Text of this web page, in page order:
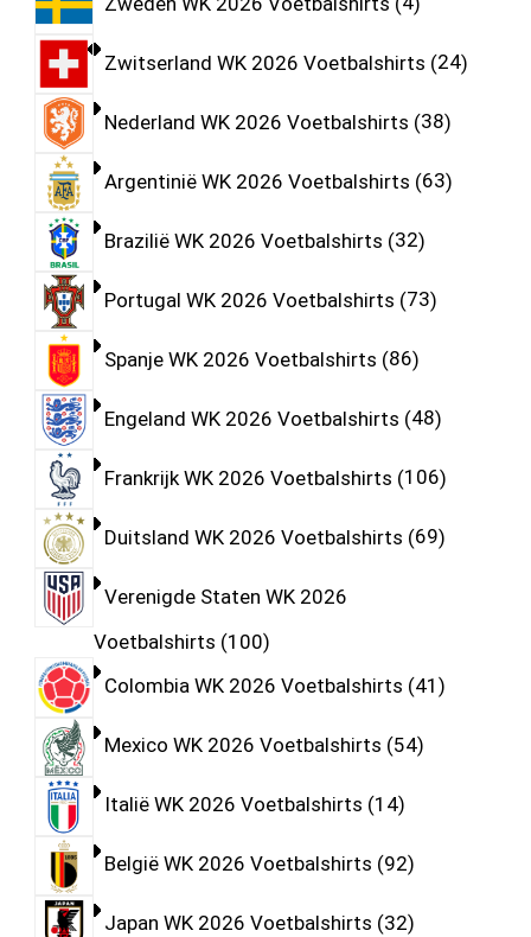
Zwitserland WK 2026 Voetbalshirts 24
Nederland WK 2026 Voetbalshirts 38
Argentinië WK 2026 Voetbalshirts 63
Brazilië WK 2026 Voetbalshirts 32
Portugal WK 2026 Voetbalshirts 73
Spanje WK 2026 Voetbalshirts 86
Engeland WK 2026 Voetbalshirts 48
Frankrijk WK 2026 Voetbalshirts 106
Duitsland WK 2026 Voetbalshirts 69
Verenigde Staten WK 2026
Voetbalshirts 100
Colombia WK 2026 Voetbalshirts 41
Mexico WK 2026 Voetbalshirts 54
Italië WK 2026 Voetbalshirts 14
België WK 2026 Voetbalshirts 92
Japan WK 2026 Voetbalshirts 32